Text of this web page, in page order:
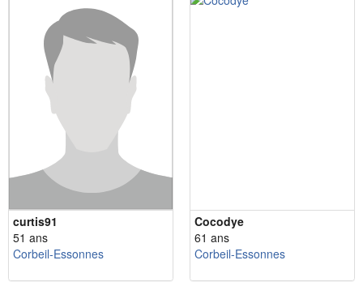
curtis91
51 ans
Corbeil-Essonnes
Cocodye
61 ans
Corbeil-Essonnes